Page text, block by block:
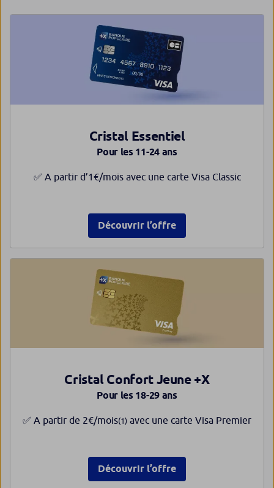
Cristal Essentiel
Pour les 11-24 ans
✅ A partir d’1€/mois avec une carte Visa Classic
Découvrir l’offre
Cristal Confort Jeune +X
Pour les 18-29 ans
✅ A partir de 2€/mois(1) avec une carte Visa Premier
Découvrir l’offre